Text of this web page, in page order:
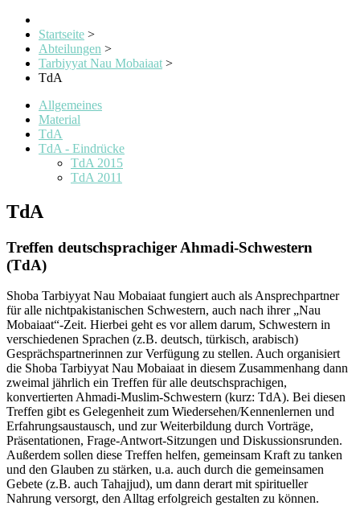
Startseite >
Abteilungen >
Tarbiyyat Nau Mobaiaat >
TdA
Allgemeines
Material
TdA
TdA - Eindrücke
TdA 2015
TdA 2011
TdA
Treffen deutschsprachiger Ahmadi-Schwestern
(TdA)
Shoba Tarbiyyat Nau Mobaiaat fungiert auch als Ansprechpartner
für alle nichtpakistanischen Schwestern, auch nach ihrer „Nau
Mobaiaat“-Zeit. Hierbei geht es vor allem darum, Schwestern in
verschiedenen Sprachen (z.B. deutsch, türkisch, arabisch)
Gesprächspartnerinnen zur Verfügung zu stellen. Auch organisiert
die Shoba Tarbiyyat Nau Mobaiaat in diesem Zusammenhang dann
zweimal jährlich ein Treffen für alle deutschsprachigen,
konvertierten Ahmadi-Muslim-Schwestern (kurz: TdA). Bei diesen
Treffen gibt es Gelegenheit zum Wiedersehen/Kennenlernen und
Erfahrungsaustausch, und zur Weiterbildung durch Vorträge,
Präsentationen, Frage-Antwort-Sitzungen und Diskussionsrunden.
Außerdem sollen diese Treffen helfen, gemeinsam Kraft zu tanken
und den Glauben zu stärken, u.a. auch durch die gemeinsamen
Gebete (z.B. auch Tahajjud), um dann derart mit spiritueller
Nahrung versorgt, den Alltag erfolgreich gestalten zu können.